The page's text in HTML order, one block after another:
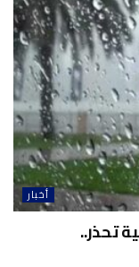
أخبار
تحذر..